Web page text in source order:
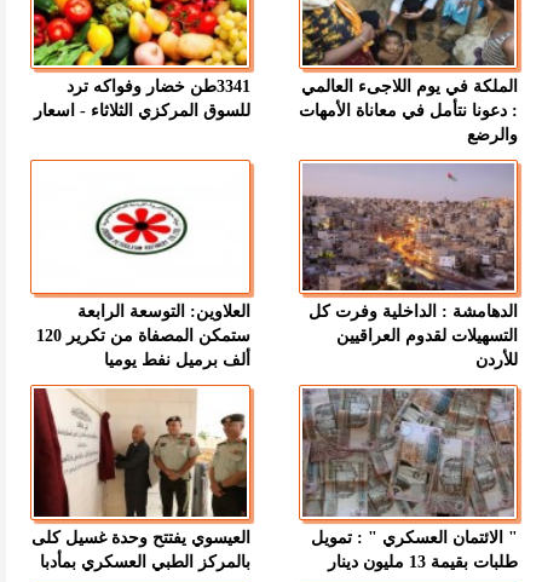
الملكة في يوم اللاجىء العالمي
: دعونا نتأمل في معاناة الأمهات
والرضع
3341طن خضار وفواكه ترد
للسوق المركزي الثلاثاء - اسعار
الدهامشة : الداخلية وفرت كل
التسهيلات لقدوم العراقيين
للأردن
العلاوين: التوسعة الرابعة
ستمكن المصفاة من تكرير 120
ألف برميل نفط يوميا
" الائتمان العسكري " : تمويل
طلبات بقيمة 13 مليون دينار
العيسوي يفتتح وحدة غسيل كلى
بالمركز الطبي العسكري بمأدبا